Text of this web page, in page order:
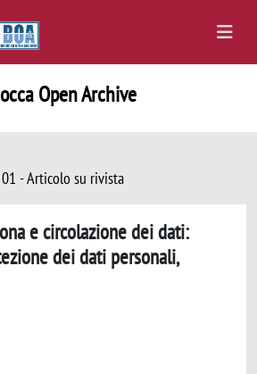
Open Archive
01 - Articolo su rivista
e circolazione dei dati:
dei dati personali,